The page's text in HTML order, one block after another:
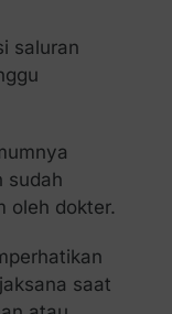
saluran
sudah
oleh dokter.
saat